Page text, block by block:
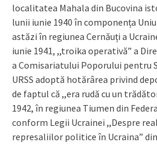
localitatea Mahala din Bucovina
lunii iunie 1940 în componența
astăzi în regiunea Cernăuți a
iunie 1941, ,,troika operativă” a
a Comisariatului Poporului pentru
URSS adoptă hotărârea privind
de faptul că ,,era rudă cu un
1942, în regiunea Tiumen din
conform Legii Ucrainei ,,Despre
represaliilor politice în Ucraina”